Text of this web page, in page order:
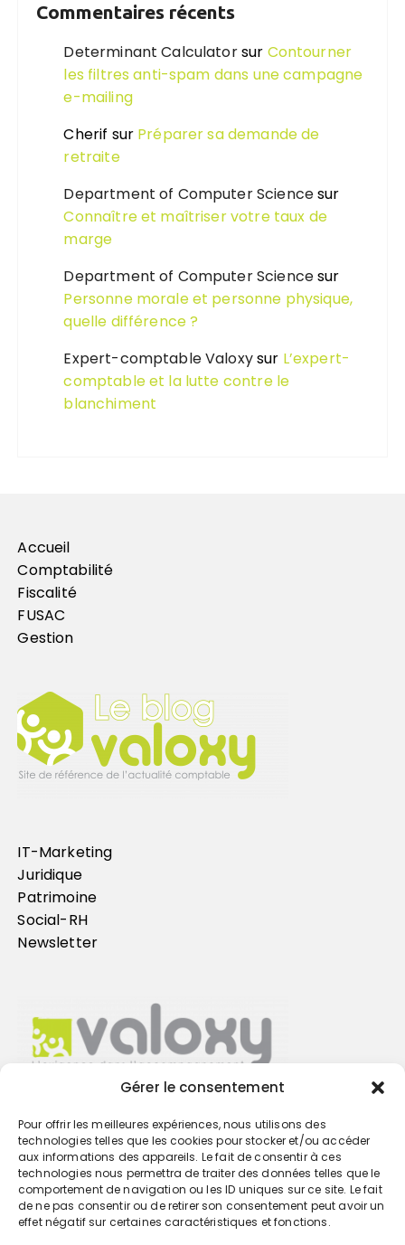
Gérer le consentement
Pour offrir les meilleures expériences, nous utilisons des
technologies telles que les cookies pour stocker et/ou accéder
aux informations des appareils. Le fait de consentir à ces
technologies nous permettra de traiter des données telles que le
comportement de navigation ou les ID uniques sur ce site. Le fait
de ne pas consentir ou de retirer son consentement peut avoir un
effet négatif sur certaines caractéristiques et fonctions.
Commentaires récents
Determinant Calculatorsur Contourner
les filtres anti-spam dans une campagne
e-mailing
Cherif sur Préparer sa demande de
retraite
Department of Computer Sciencesur
Connaître et maîtriser votre taux de
marge
Department of Computer Sciencesur
Personne morale et personne physique,
quelle différence ?
Expert-comptable Valoxysur L’expert-
comptable et la lutte contre le
blanchiment
Accueil
Comptabilité
Fiscalité
FUSAC
Gestion
IT-Marketing
Juridique
Patrimoine
Social-RH
Newsletter
Trouvez votre cabinet
GO